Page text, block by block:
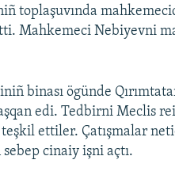
toplaşuvında
Mahkemeci Nebiyevni
binası ögünde
edi. Tedbirni Meclis
ettiler. Çatışmalar
cinaiy işni açtı.